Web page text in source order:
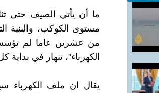
ما أن يأتي الصيف حتى
مستوى الكوكب، والبنية
من عشرين عاما لم تؤسس
الكهرباء"، تنهار في
يقال ان ملف الكهرباء